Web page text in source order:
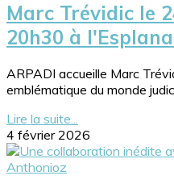
Marc Trévidic le
20h30 à
ARPADI accueille Marc
emblématique du monde
Lire la suite...
4 février 2026